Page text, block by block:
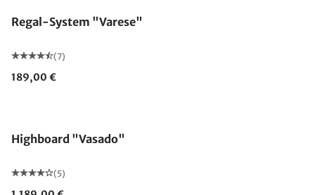
Regal-System "Varese"
(7)
189,00 €
Highboard "Vasado"
(5)